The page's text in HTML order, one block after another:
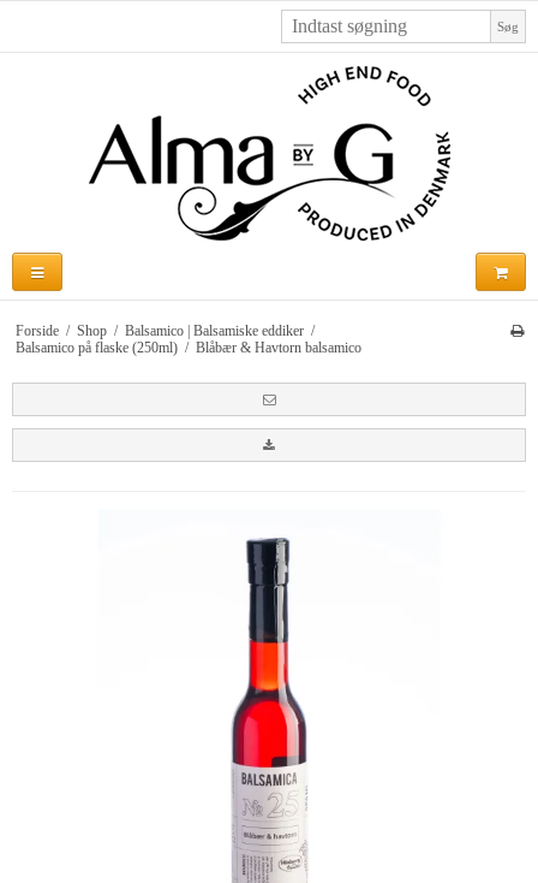
Søg
Forside / Shop / Balsamico | Balsamiske eddiker /
Balsamico på flaske (250ml) / Blåbær & Havtorn balsamico